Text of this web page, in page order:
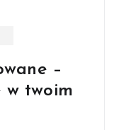
–
w twoim